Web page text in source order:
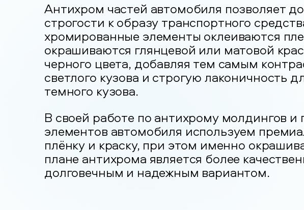
Антихром частей автомобиля позволяет
строгости к образу транспортного
хромированные элементы оклеиваются
окрашиваются глянцевой или матовой
черного цвета, добавляя тем самым
светлого кузова и строгую лаконичность
темного кузова.
В своей работе по антихрому молдингов и
элементов автомобиля используем
плёнку и краску, при этом именно
плане антихрома является более
долговечным и надежным вариантом.